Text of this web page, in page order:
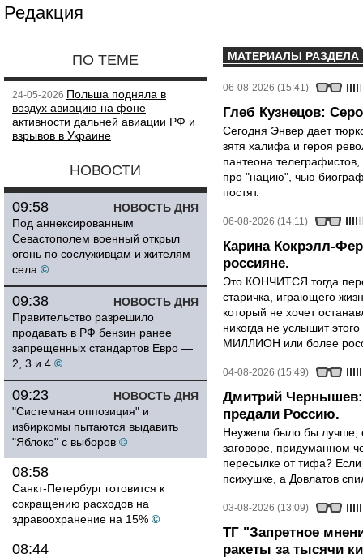
Редакция
ПО ТЕМЕ
24-05-2026 Польша подняла в
воздух авиацию на фоне
активности дальней авиации РФ и
взрывов в Украине
НОВОСТИ
НОВОСТЬ ДНЯ
09:58
Под аннексированным
Севастополем военный открыл
огонь по сослуживцам и жителям
села ©
НОВОСТЬ ДНЯ
09:38
Правительство разрешило
продавать в РФ бензин ранее
запрещенных стандартов Евро —
2, 3 и 4 ©
НОВОСТЬ ДНЯ
09:23
"Системная оппозиция" и
избиркомы пытаются выдавить
"Яблоко" с выборов ©
08:58
Санкт-Петербург готовится к
сокращению расходов на
здравоохранение на 15% ©
08:44
МАТЕРИАЛЫ РАЗДЕЛА
06-08-2026 (15:41)
Глеб Кузнецов:
Сегодня Энвер дает
зятя халифа и героя
пантеона
про "нацию", чью
постят.
06-08-2026 (14:11)
Карина Кокрэлл-
россияне.
Это КОНЧИТСЯ тогда
старичка, играющего
который не хочет
никогда не услышит
МИЛЛИОН или более
04-08-2026 (15:49)
Дмитрий Чернышев:
предали Россию.
Неужели было бы лучше,
заговоре, придуманном
пересылке от тифа?
психушке, а Довлатов
03-08-2026 (13:09)
ТГ "Запретное
ракеты за тысячи